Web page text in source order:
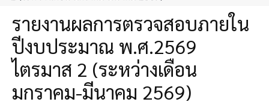
b
o
o
k
u
รายงานผลการตรวจสอบภายใน
ปีงบประมาณ พ.ศ.2569
ไตรมาส 2 (ระหว่างเดือน
มกราคม-มีนาคม 2569)